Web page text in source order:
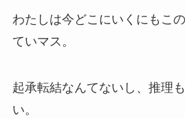
わたしは今どこにいくにもこ
ていマス。
起承転結なんてないし、推理
い。